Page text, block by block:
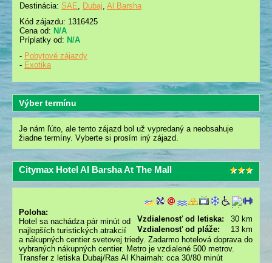
Destinácia: SAE Dubaj Al Barsha
Kód zájazdu: 1316425
Cena od: N/A
Príplatky od: N/A
- Pobytové zájazdy
- Exotika
Výber termínu
Je nám ľúto, ale tento zájazd bol už vypredaný a neobsahuje
žiadne termíny. Vyberte si prosím iný zájazd.
Citymax Hotel Al Barsha At The Mall
Vzdialenosť od letiska:
30 km
Vzdialenosť od pláže:
13 km
Poloha:
Hotel sa nachádza pár minút od
najlepších turistických atrakcií
a nákupných centier svetovej triedy. Zadarmo hotelová doprava do
vybraných nákupných centier. Metro je vzdialené 500 metrov.
Transfer z letiska Dubaj/Ras Al Khaimah: cca 30/80 minút